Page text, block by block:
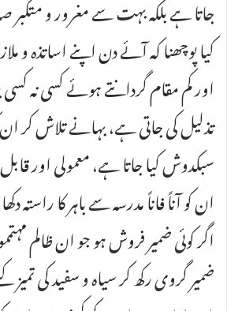
جاتا ہے بلکہ بہت سے مغرور و متکبر
کیا پوچھنا کہ آئے دن اپنے اساتذہ و
اور کم مقام گردانتے ہوئے کسی نہ
تذلیل کی جاتی ہے، بہانے تلاش کر
سبکدوش کیا جاتا ہے، معمولی اور
ان کو آناً فاناً مدرسہ سے باہر کا راستہ
اگر کوئی ضمیر فروش ہو جو ان ظالم
ضمیر گروی رکھ کر سیاہ و سفید کی تمیز